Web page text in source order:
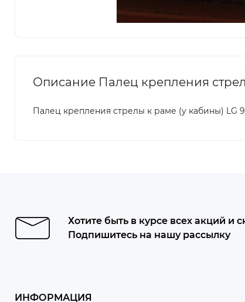
Описание Палец крепления
Палец крепления стрелы к раме (у кабины) LG
Хотите быть в курсе всех акций и
Подпишитесь на нашу рассылку
ИНФОРМАЦИЯ